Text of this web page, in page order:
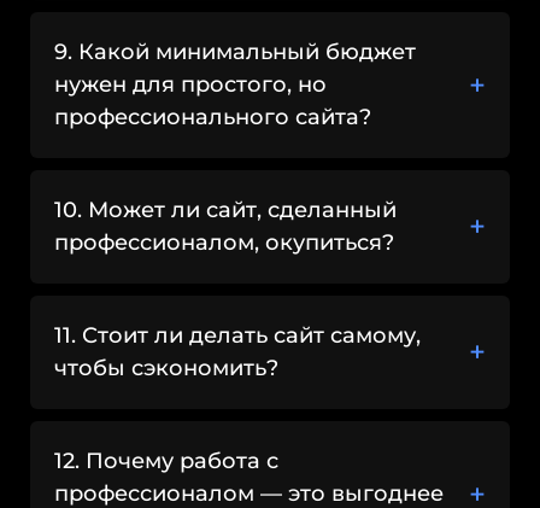
9. Какой минимальный бюджет
нужен для простого, но
профессионального сайта?
10. Может ли сайт, сделанный
профессионалом, окупиться?
11. Стоит ли делать сайт самому,
чтобы сэкономить?
12. Почему работа с
профессионалом — это выгоднее